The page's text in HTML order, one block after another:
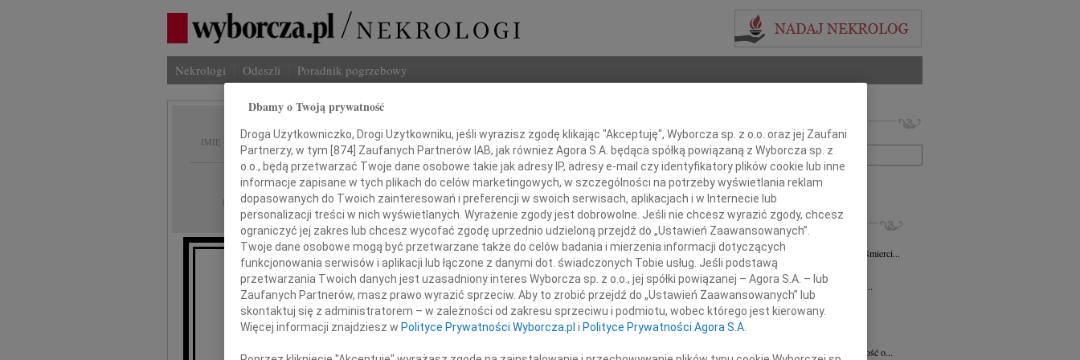
Nekrologi Odeszli Poradnik pogrzebowy
IMIĘ I NAZWISKO: Wojciech Piechnik
REGION: Kraków
DATA EMISJI: 29.09.2022
Z głębokim żalem zawiadamiamy,
że dnia 28 września 2022 roku odszedł od nas, przeżywszy lat 36
mec.
Imię i nazwisko lub numer ogłoszenia:
+ szukanie zaawansowane
INNE NEKROLOGI
Zbigniew Święch 07.08.2026
Z dużym smutkiem przyjąłem wiadomość o śmierci...
24.07.2026Kraków
Panu Jackowi Gryzło Wiceprezesowi Areny...
Karolina Witek
20.07.2026
Z głębokim smutkiem i żalem przyjęliśmy...
Joanna Słowińska
Z olbrzymim smutkiem przyjęliśmy wiadomość o...
Dbamy o Twoją prywatność
Droga Użytkowniczko, Drogi Użytkowniku, jeśli wyrazisz zgodę klikając "Akceptuję", Wyborcza sp. z o.o. oraz jej Zaufani
Partnerzy, w tym [874] Zaufanych Partnerów IAB, jak również Agora S.A. będąca spółką powiązaną z Wyborcza sp. z
o.o., będą przetwarzać Twoje dane osobowe takie jak adresy IP, adresy e-mail czy identyfikatory plików cookie lub inne
informacje zapisane w tych plikach do celów marketingowych, w szczególności na potrzeby wyświetlania reklam
dopasowanych do Twoich zainteresowań i preferencji w swoich serwisach, aplikacjach i w Internecie lub
personalizacji treści w nich wyświetlanych. Wyrażenie zgody jest dobrowolne. Jeśli nie chcesz wyrazić zgody, chcesz
ograniczyć jej zakres lub chcesz wycofać zgodę uprzednio udzieloną przejdź do „Ustawień Zaawansowanych”.
Twoje dane osobowe mogą być przetwarzane także do celów badania i mierzenia informacji dotyczących
funkcjonowania serwisów i aplikacji lub łączone z danymi dot. świadczonych Tobie usług. Jeśli podstawą
przetwarzania Twoich danych jest uzasadniony interes Wyborcza sp. z o.o., jej spółki powiązanej – Agora S.A. – lub
Zaufanych Partnerów, masz prawo wyrazić sprzeciw. Aby to zrobić przejdź do „Ustawień Zaawansowanych” lub
skontaktuj się z administratorem – w zależności od zakresu sprzeciwu i podmiotu, wobec którego jest kierowany.
Więcej informacji znajdziesz w Polityce Prywatności Wyborcza.pl i Polityce Prywatności Agora S.A.